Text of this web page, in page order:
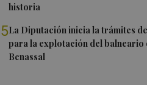
historia
5La Diputación inicia la trámites
para la explotación del balneario
Benassal